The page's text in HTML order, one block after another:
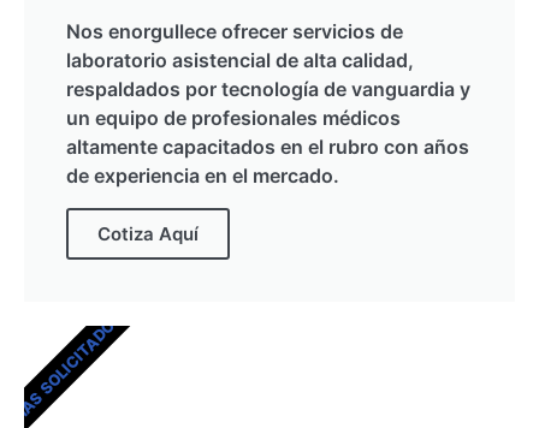
Nos enorgullece ofrecer servicios de
laboratorio asistencial de alta calidad,
respaldados por tecnología de vanguardia y
un equipo de profesionales médicos
altamente capacitados en el rubro con años
de experiencia en el mercado.
Cotiza Aquí
MÁS SOLICITADOS